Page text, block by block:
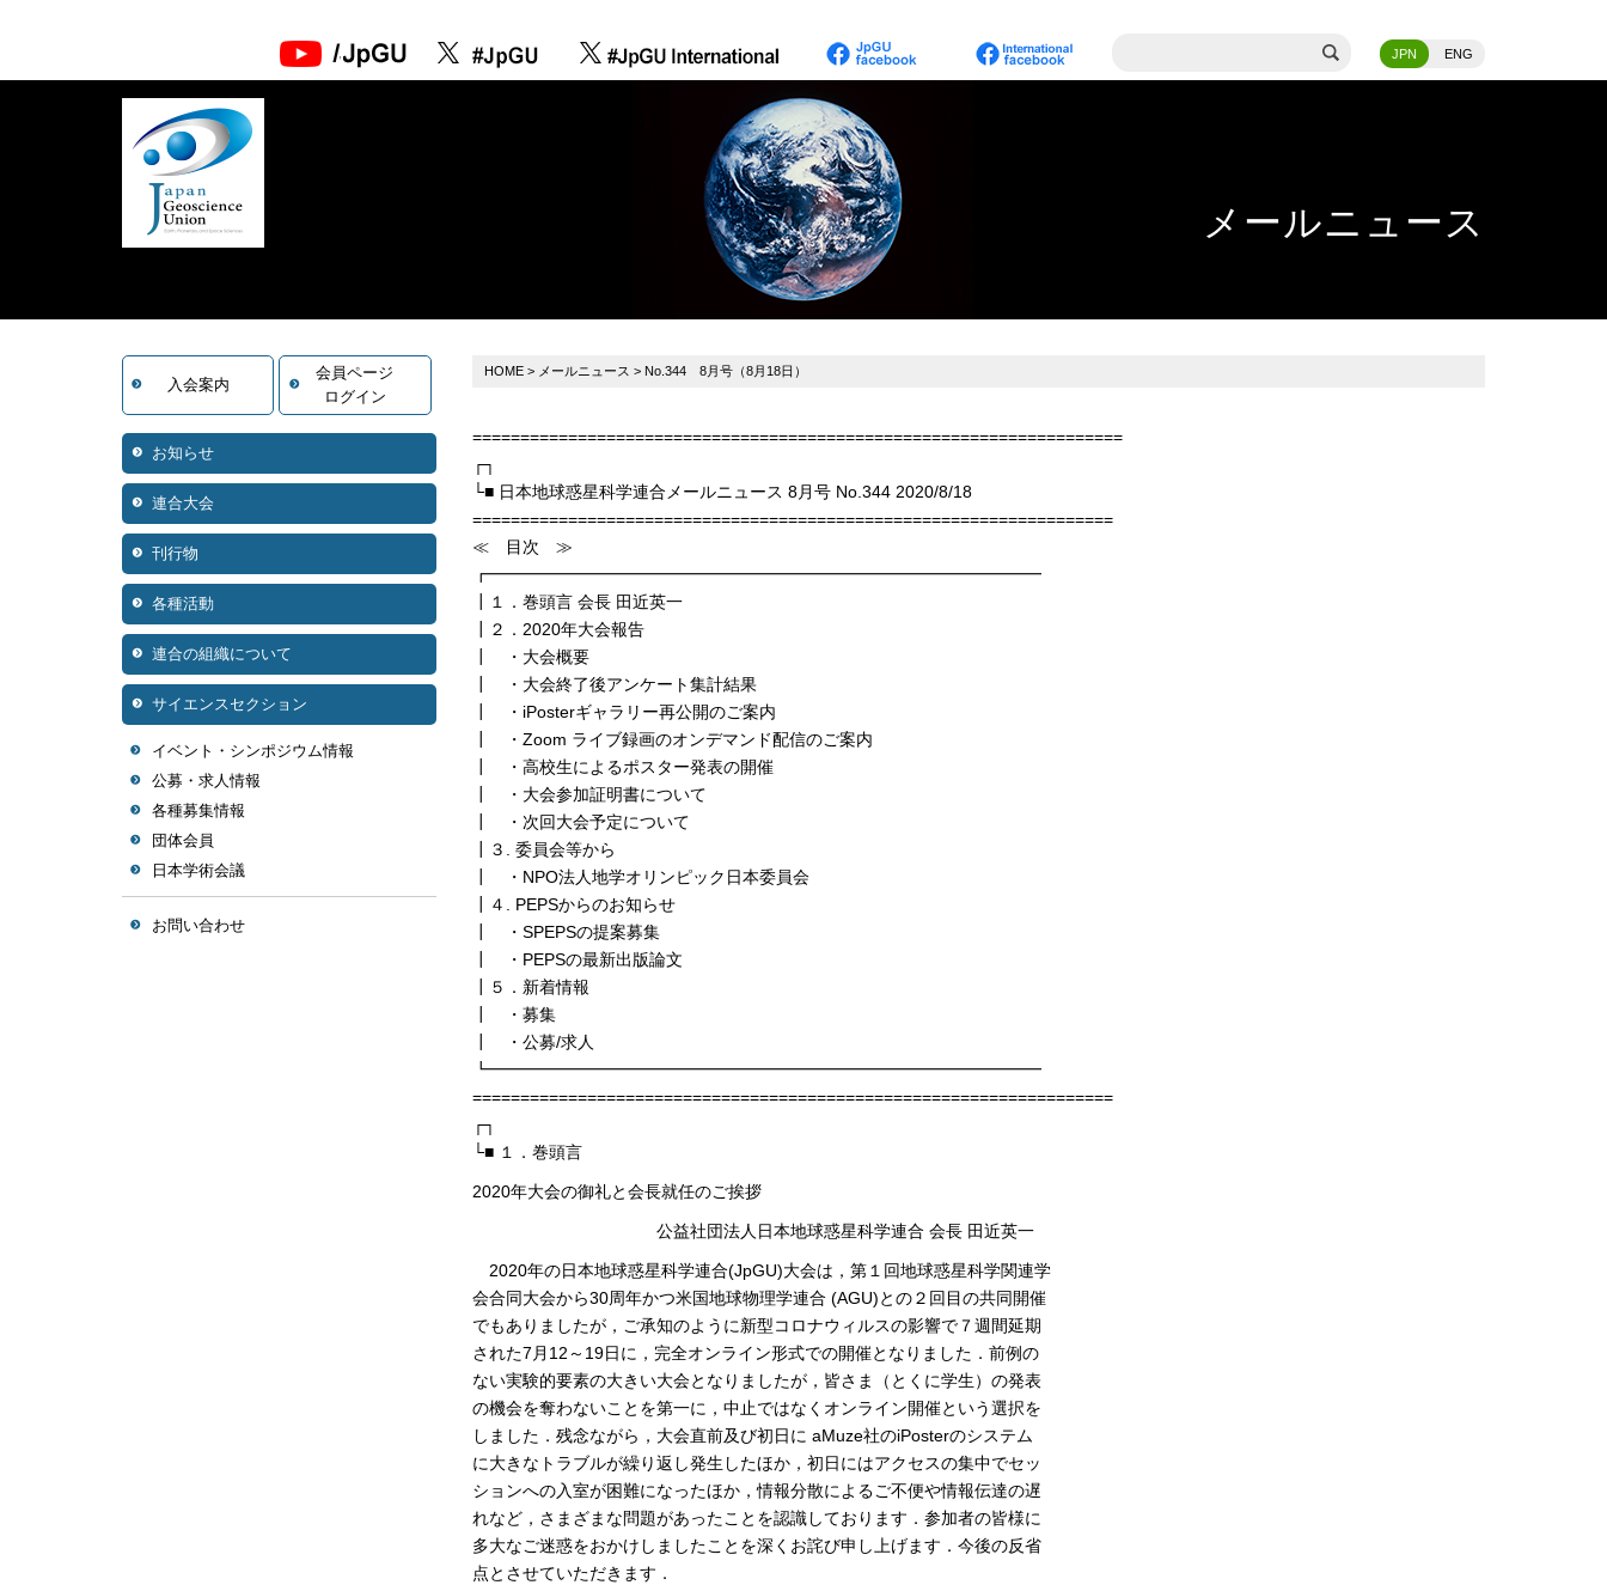
JPN ENG
メールニュース
入会案内
会員ページ
ログイン
お知らせ
連合大会
刊行物
各種活動
連合の組織について
サイエンスセクション
イベント・シンポジウム情報
公募・求人情報
各種募集情報
団体会員
日本学術会議
お問い合わせ
HOME> メールニュース > No.344 8月号（8月18日）
====================================================================
┌┐
└■ 日本地球惑星科学連合メールニュース 8月号 No.344 2020/8/18
===================================================================
≪ 目次 ≫
┏━━━━━━━━━━━━━━━━━━━━━━━━━━━━━━━━━
┃１．巻頭言 会長 田近英一
┃２．2020年大会報告
┃ ・大会概要
┃ ・大会終了後アンケート集計結果
┃ ・iPosterギャラリー再公開のご案内
┃ ・Zoom ライブ録画のオンデマンド配信のご案内
┃ ・高校生によるポスター発表の開催
┃ ・大会参加証明書について
┃ ・次回大会予定について
┃３. 委員会等から
┃ ・NPO法人地学オリンピック日本委員会
┃４. PEPSからのお知らせ
┃ ・SPEPSの提案募集
┃ ・PEPSの最新出版論文
┃５．新着情報
┃ ・募集
┃ ・公募/求人
┗━━━━━━━━━━━━━━━━━━━━━━━━━━━━━━━━━
===================================================================
┌┐
└■ １．巻頭言
2020年大会の御礼と会長就任のご挨拶
公益社団法人日本地球惑星科学連合 会長 田近英一
2020年の日本地球惑星科学連合(JpGU)大会は，第１回地球惑星科学関連学
会合同大会から30周年かつ米国地球物理学連合 (AGU)との２回目の共同開催
でもありましたが，ご承知のように新型コロナウィルスの影響で７週間延期
された7月12～19日に，完全オンライン形式での開催となりました．前例の
ない実験的要素の大きい大会となりましたが，皆さま（とくに学生）の発表
の機会を奪わないことを第一に，中止ではなくオンライン開催という選択を
しました．残念ながら，大会直前及び初日に aMuze社のiPosterのシステム
に大きなトラブルが繰り返し発生したほか，初日にはアクセスの集中でセッ
ションへの入室が困難になったほか，情報分散によるご不便や情報伝達の遅
れなど，さまざまな問題があったことを認識しております．参加者の皆様に
多大なご迷惑をおかけしましたことを深くお詫び申し上げます．今後の反省
点とさせていただきます．